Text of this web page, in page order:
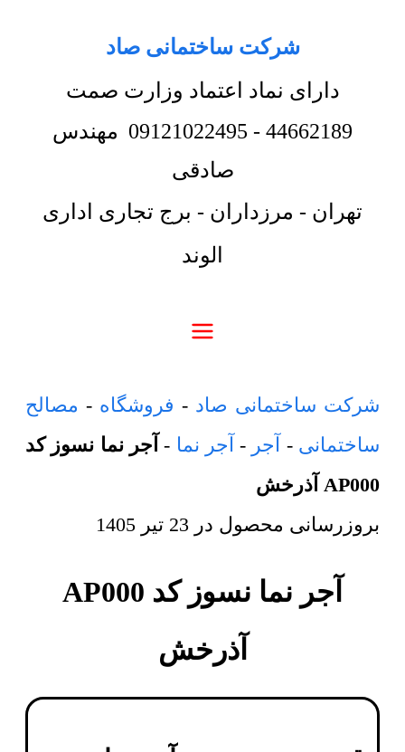
شرکت ساختمانی صاد
دارای نماد اعتماد وزارت صمت
44662189
-
09121022495 مهندس
صادقی
تهران - مرزداران - برج تجاری اداری
الوند
شرکت ساختمانی صاد - فروشگاه - مصالح
ساختمانی - آجر - آجر نما - آجر نما نسوز کد
AP000 آذرخش
بروزرسانی محصول در 23 تیر 1405
آجر نما نسوز کد AP000
آذرخش